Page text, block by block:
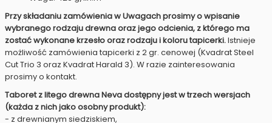
Przy składaniu zamówienia w Uwagach prosimy o wpisanie
wybranego rodzaju drewna oraz jego odcienia, z którego ma
zostać wykonane krzesło oraz rodzaju i koloru tapicerki.Istnieje
możliwość zamówienia tapicerki z 2 gr. cenowej (Kvadrat Steel
Cut Trio 3 oraz Kvadrat Harald 3). W razie zainteresowania
prosimy o kontakt.
Taboret z litego drewna Neva dostępny jest w trzech wersjach
(każda z nich jako osobny produkt):
- z drewnianym siedziskiem,